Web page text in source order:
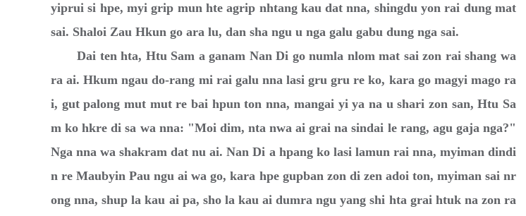
yiprui si hpe, myi grip mun hte agrip nhtang kau dat nna, shingdu yon rai dung mat
sai. Shaloi Zau Hkun go ara lu, dan sha ngu u nga galu gabu dung nga sai.
Dai ten hta, Htu Sam a ganam Nan Di go numla nlom mat sai zon rai shang wa
ra ai. Hkum ngau do-rang mi rai galu nna lasi gru gru re ko, kara go magyi mago ra
i, gut palong mut mut re bai hpun ton nna, mangai yi ya na u shari zon san, Htu Sa
m ko hkre di sa wa nna: "Moi dim, nta nwa ai grai na sindai le rang, agu gaja nga?"
Nga nna wa shakram dat nu ai. Nan Di a hpang ko lasi lamun rai nna, myiman dindi
n re Maubyin Pau ngu ai wa go, kara hpe gupban zon di zen adoi ton, myiman sai nr
ong nna, shup la kau ai pa, sho la kau ai dumra ngu yang shi hta grai htuk na zon ra